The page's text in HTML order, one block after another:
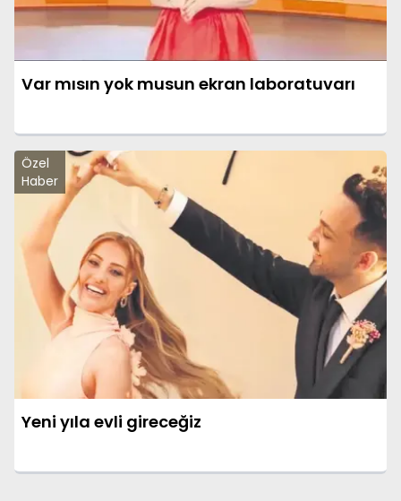
Var mısın yok musun ekran laboratuvarı
Özel
Haber
Yeni yıla evli gireceğiz